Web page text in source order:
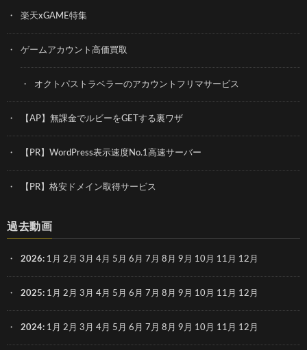
楽天xGAME特集
ゲームアカウント高価買取
オクトパストラベラーのアカウントフリマサービス
【AP】無課金でルビーをGETする裏ワザ
【PR】WordPress表示速度No.1高速サーバー
【PR】格安ドメイン取得サービス
過去動画
2026: 1月 2月 3月 4月 5月 6月 7月 8月 9月 10月 11月 12月
2025: 1月 2月 3月 4月 5月 6月 7月 8月 9月 10月 11月 12月
2024: 1月 2月 3月 4月 5月 6月 7月 8月 9月 10月 11月 12月